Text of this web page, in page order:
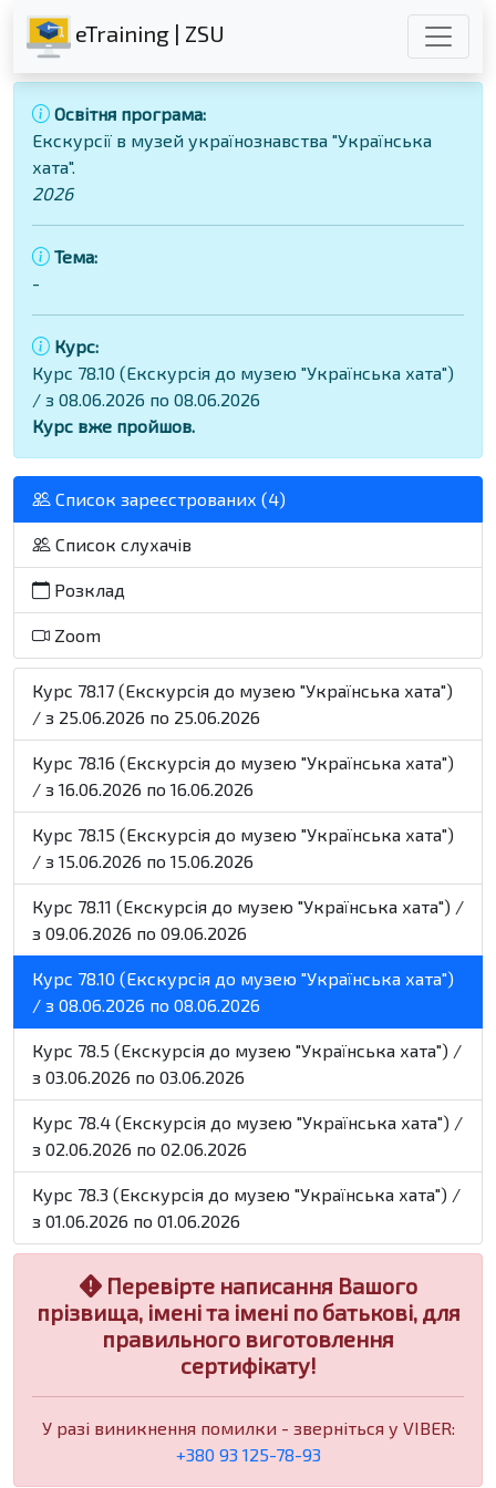
eTraining | ZSU
Освітня програма:
Екскурсії в музей українознавства "Українська
хата".
2026
Тема:
-
Курс:
Курс 78.10 (Екскурсія до музею "Українська хата")
/ з 08.06.2026 по 08.06.2026
Курс вже пройшов.
Список зареєстрованих (4)
Список слухачів
Розклад
Zoom
Курс 78.17 (Екскурсія до музею "Українська хата")
/ з 25.06.2026 по 25.06.2026
Курс 78.16 (Екскурсія до музею "Українська хата")
/ з 16.06.2026 по 16.06.2026
Курс 78.15 (Екскурсія до музею "Українська хата")
/ з 15.06.2026 по 15.06.2026
Курс 78.11 (Екскурсія до музею "Українська хата") /
з 09.06.2026 по 09.06.2026
Курс 78.10 (Екскурсія до музею "Українська хата")
/ з 08.06.2026 по 08.06.2026
Курс 78.5 (Екскурсія до музею "Українська хата") /
з 03.06.2026 по 03.06.2026
Курс 78.4 (Екскурсія до музею "Українська хата") /
з 02.06.2026 по 02.06.2026
Курс 78.3 (Екскурсія до музею "Українська хата") /
з 01.06.2026 по 01.06.2026
Перевірте написання Вашого
прізвища, імені та імені по батькові, для
правильного виготовлення
сертифікату!
У разі виникнення помилки - зверніться у VIBER:
+380 93 125-78-93